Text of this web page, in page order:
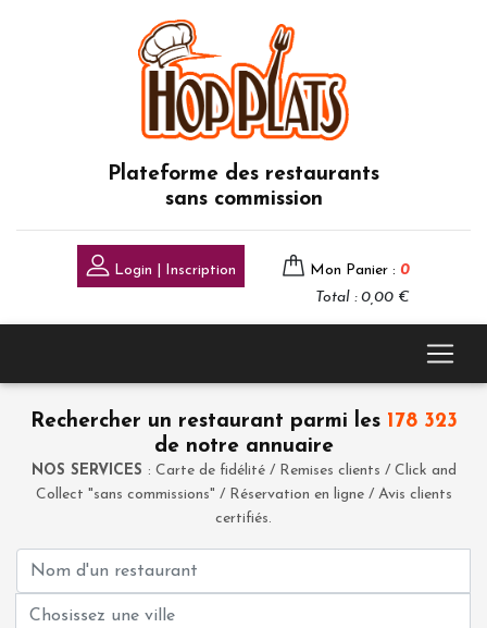
Plateforme des restaurants
sans commission
Login | Inscription Mon Panier : 0
Total : 0,00 €
Rechercher un restaurant parmi les 178 323
de notre annuaire
NOS SERVICES : Carte de fidélité / Remises clients / Click and
Collect "sans commissions" / Réservation en ligne / Avis clients
certifiés.